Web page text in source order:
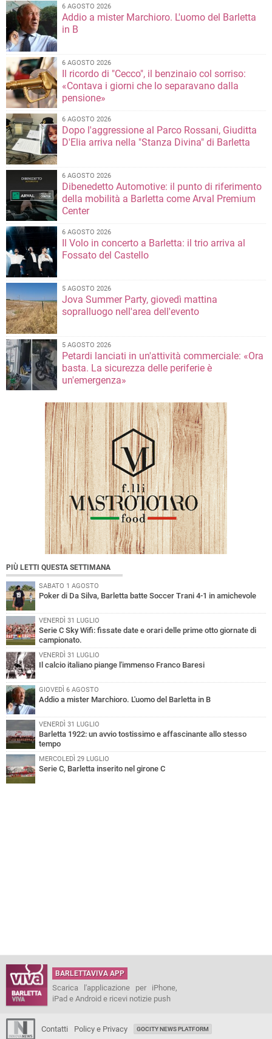
6 AGOSTO 2026
Addio a mister Marchioro. L'uomo del Barletta
in B
6 AGOSTO 2026
Il ricordo di "Cecco", il benzinaio col sorriso:
«Contava i giorni che lo separavano dalla
pensione»
6 AGOSTO 2026
Dopo l'aggressione al Parco Rossani, Giuditta
D'Elia arriva nella "Stanza Divina" di Barletta
6 AGOSTO 2026
Dibenedetto Automotive: il punto di riferimento
della mobilità a Barletta come Arval Premium
Center
6 AGOSTO 2026
Il Volo in concerto a Barletta: il trio arriva al
Fossato del Castello
5 AGOSTO 2026
Jova Summer Party, giovedì mattina
sopralluogo nell'area dell'evento
5 AGOSTO 2026
Petardi lanciati in un'attività commerciale: «Ora
basta. La sicurezza delle periferie è
un'emergenza»
PIÙ LETTI QUESTA SETTIMANA
SABATO 1 AGOSTO
Poker di Da Silva, Barletta batte Soccer Trani 4-1 in amichevole
VENERDÌ 31 LUGLIO
Serie C Sky Wifi: fissate date e orari delle prime otto giornate di
campionato.
VENERDÌ 31 LUGLIO
Il calcio italiano piange l'immenso Franco Baresi
GIOVEDÌ 6 AGOSTO
Addio a mister Marchioro. L'uomo del Barletta in B
VENERDÌ 31 LUGLIO
Barletta 1922: un avvio tostissimo e affascinante allo stesso
tempo
MERCOLEDÌ 29 LUGLIO
Serie C, Barletta inserito nel girone C
BARLETTAVIVA APP
Scarica l'applicazione per iPhone,
iPad e Android e ricevi notizie push
Contatti Policy e Privacy GOCITY NEWS PLATFORM